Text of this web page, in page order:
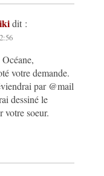
dit :
votre demande.
par @mail
dessiné le
votre soeur.